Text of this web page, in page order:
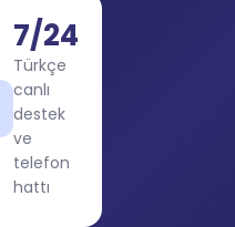
7/24
Türkçe
canlı
destek
ve
telefon
hattı